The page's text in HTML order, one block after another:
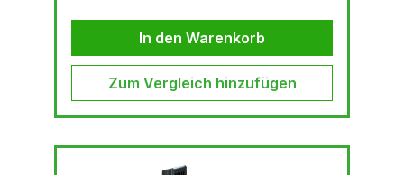
(selbst auf Stahl mit einer Dicke von nur 3 mm).
Die TUBE.55S+/T schneidet Löcher bis Ø 55mm.
Durch den schwenkbaren Magneten kann diese
In den Warenkorb
Zum Vergleich hinzufügen